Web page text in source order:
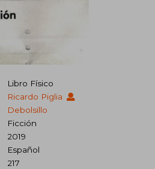
Libro Físico
Ricardo Piglia
Debolsillo
Ficción
2019
Español
217